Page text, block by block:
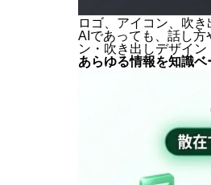
ロゴ、アイコン、吹
AIであっても、話し方
ン・吹き出しデザイ
あらゆる情報を知識ベ